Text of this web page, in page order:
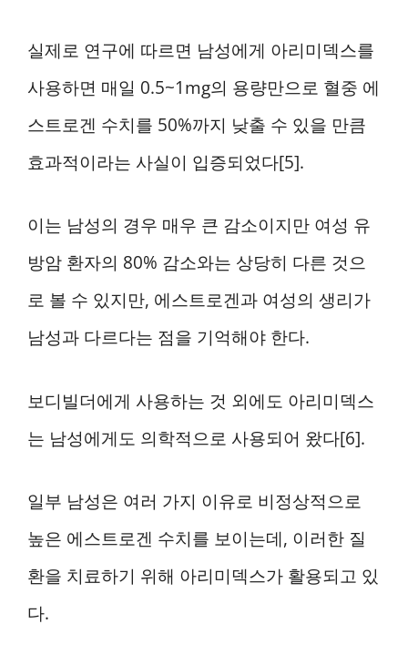
실제로 연구에 따르면 남성에게 아리미덱스를
사용하면 매일 0.5~1mg의 용량만으로 혈중 에
스트로겐 수치를 50%까지 낮출 수 있을 만큼
효과적이라는 사실이 입증되었다[5].
이는 남성의 경우 매우 큰 감소이지만 여성 유
방암 환자의 80% 감소와는 상당히 다른 것으
로 볼 수 있지만, 에스트로겐과 여성의 생리가
남성과 다르다는 점을 기억해야 한다.
보디빌더에게 사용하는 것 외에도 아리미덱스
는 남성에게도 의학적으로 사용되어 왔다[6].
일부 남성은 여러 가지 이유로 비정상적으로
높은 에스트로겐 수치를 보이는데, 이러한 질
환을 치료하기 위해 아리미덱스가 활용되고 있
다.